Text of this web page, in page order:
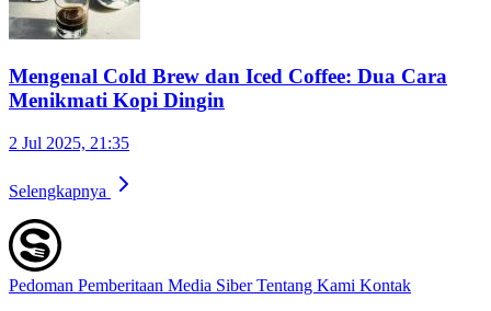
Mengenal Cold Brew dan Iced Coffee: Dua Cara
Menikmati Kopi Dingin
2 Jul 2025, 21:35
Selengkapnya
Pedoman Pemberitaan Media SiberTentang Kami Kontak